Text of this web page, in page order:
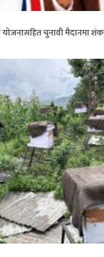
चुनावी मैदानमा